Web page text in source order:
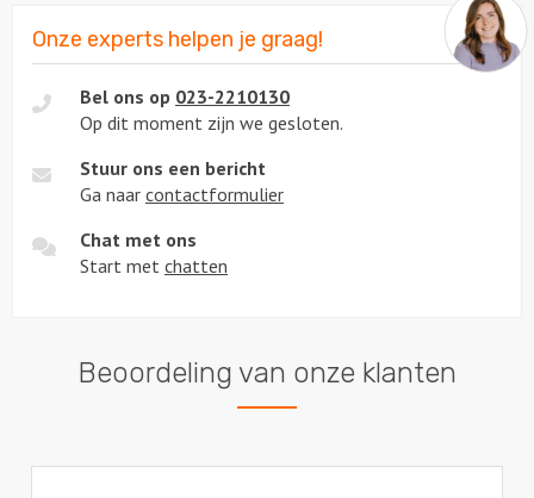
Onze experts helpen je graag!
Bel ons op 023-2210130
Op dit moment zijn we gesloten.
Stuur ons een bericht
Ga naar contactformulier
Chat met ons
Start met chatten
Beoordeling van onze klanten